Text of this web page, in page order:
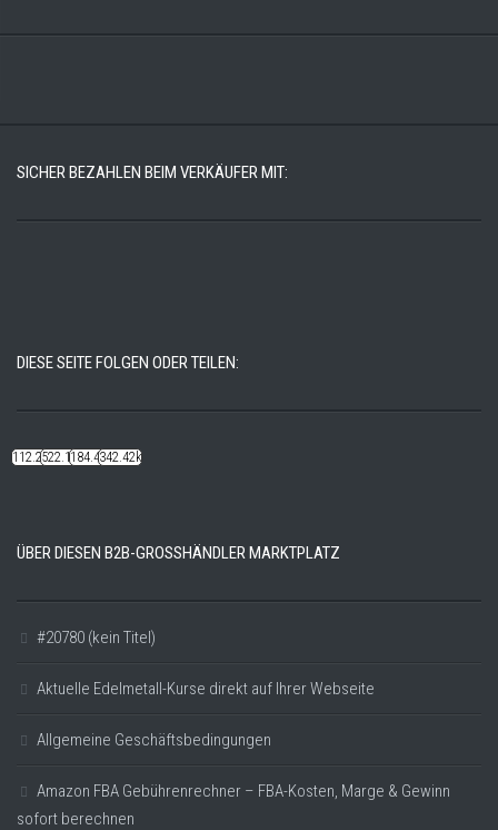
SICHER BEZAHLEN BEIM VERKÄUFER MIT:
DIESE SEITE FOLGEN ODER TEILEN:
112.22k522.14k184.48k342.42k
ÜBER DIESEN B2B-GROSSHÄNDLER MARKTPLATZ
#20780 (kein Titel)
Aktuelle Edelmetall-Kurse direkt auf Ihrer Webseite
Allgemeine Geschäftsbedingungen
Amazon FBA Gebührenrechner – FBA-Kosten, Marge & Gewinn
sofort berechnen